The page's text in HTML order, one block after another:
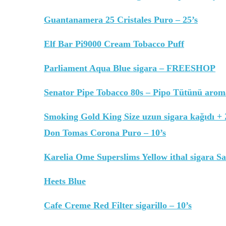
Guantanamera 25 Cristales Puro – 25’s
Elf Bar Pi9000 Cream Tobacco Puff
Parliament Aqua Blue sigara – FREESHOP
Senator Pipe Tobacco 80s – Pipo Tütünü
Smoking Gold King Size uzun sigara kağıdı +
Don Tomas Corona Puro – 10’s
Karelia Ome Superslims Yellow ithal sigara
Heets Blue
Cafe Creme Red Filter sigarillo – 10’s